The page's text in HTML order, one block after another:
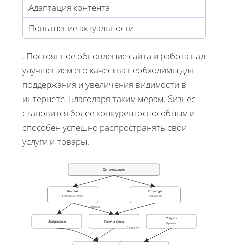
Адаптация контента
Повышение актуальности
. Постоянное обновление сайта и работа над
улучшением его качества необходимы для
поддержания и увеличения видимости в
интернете. Благодаря таким мерам, бизнес
становится более конкурентоспособным и
способен успешно распространять свои
услуги и товары.
Оптимизация
Контент
Ключевые слова
Структура
Навигация
Изображения Перелинковка
Соцсети
Призыв
Индекс
Скорость